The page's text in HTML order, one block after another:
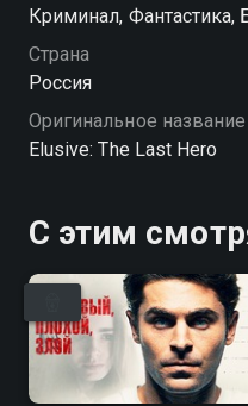
Криминал,
Страна
Россия
Оригинальное название
Elusive: The Last Hero
С этим